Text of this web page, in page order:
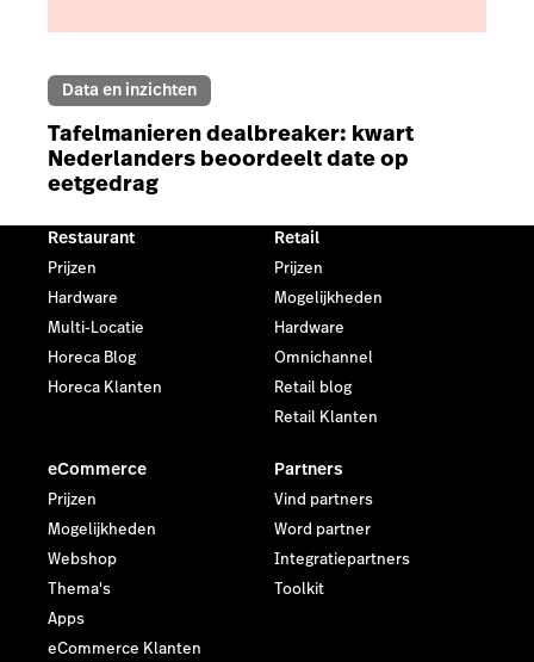
Data en inzichten
Tafelmanieren dealbreaker: kwart
Nederlanders beoordeelt date op
eetgedrag
Restaurant
Prijzen
Hardware
Multi-Locatie
Horeca Blog
Horeca Klanten
Retail
Prijzen
Mogelijkheden
Hardware
Omnichannel
Retail blog
Retail Klanten
eCommerce
Prijzen
Mogelijkheden
Webshop
Thema's
Apps
eCommerce Klanten
Partners
Vind partners
Word partner
Integratiepartners
Toolkit